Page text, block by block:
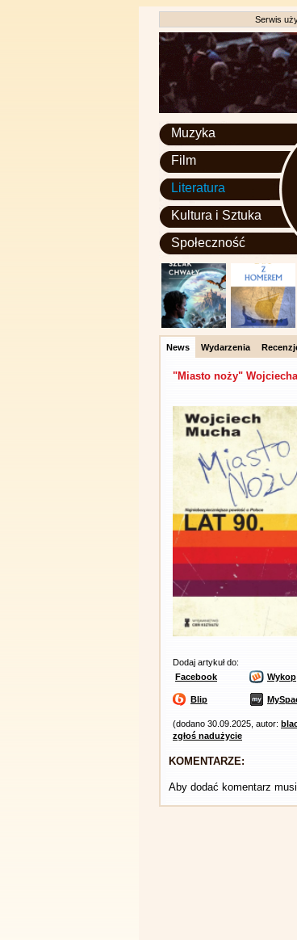
Serwis
Muzyka
Film
Literatura
Kultura i Sztuka
Społeczność
News Wydarzenia
"Miasto noży"
Dodaj artykuł do:
Facebook
Wykop
Blip
(dodano 30.09.2025, autor:
zgłoś nadużycie
KOMENTARZE:
Aby dodać komentarz